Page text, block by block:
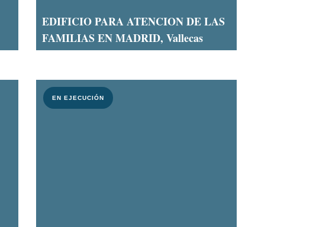
EDIFICIO PARA ATENCION DE LAS
FAMILIAS EN MADRID, Vallecas
EN EJECUCIÓN